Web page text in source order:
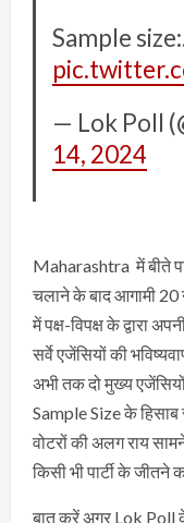
Sample
— Lok Poll
14, 2024
Maharashtra में बीते
चलाने के बाद आगामी 20
में पक्ष-विपक्ष के द्वारा
सर्वे एजेंसियों की
अभी तक दो मुख्य
Sample Size के
वोटरों की अलग राय
किसी भी पार्टी के
बात करें अगर Lok Poll